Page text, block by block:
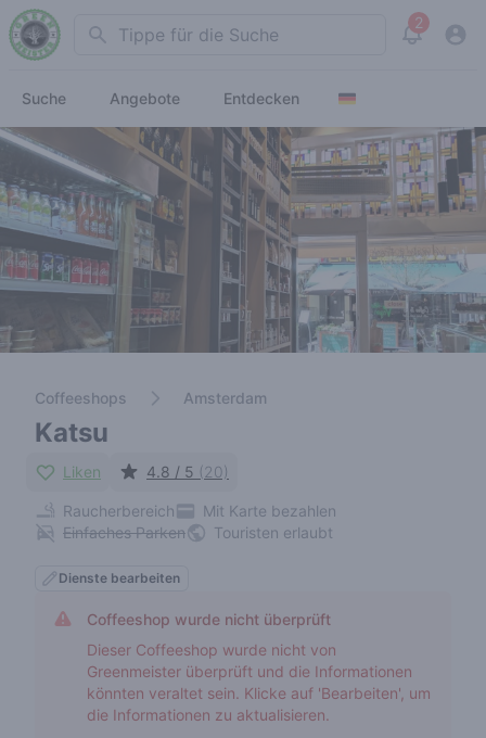
Search 2
View
Suche Angebote Entdecken
Coffeeshops Amsterdam
Katsu
Liken 4.8 / 5 (20)
Raucherbereich
Mit Karte bezahlen
Einfaches Parken
Touristen erlaubt
Dienste bearbeiten
Coffeeshop wurde nicht überprüft
Dieser Coffeeshop wurde nicht von
Greenmeister überprüft und die Informationen
könnten veraltet sein. Klicke auf 'Bearbeiten', um
die Informationen zu aktualisieren.